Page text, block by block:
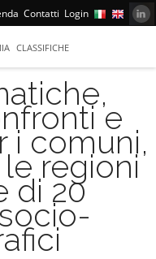
Contatti Login
CLASSIFICHE
e
i comuni,
regioni
di 20